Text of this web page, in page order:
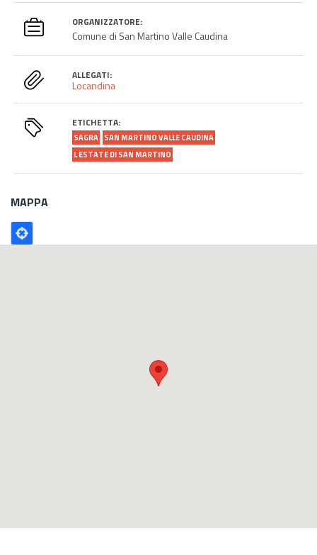
ORGANIZZATORE:
Comune di San Martino Valle Caudina
ALLEGATI:
Locandina
ETICHETTA:
SAGRA SAN MARTINO VALLE CAUDINA
L ESTATE DI SAN MARTINO
MAPPA
Poligono
GEO